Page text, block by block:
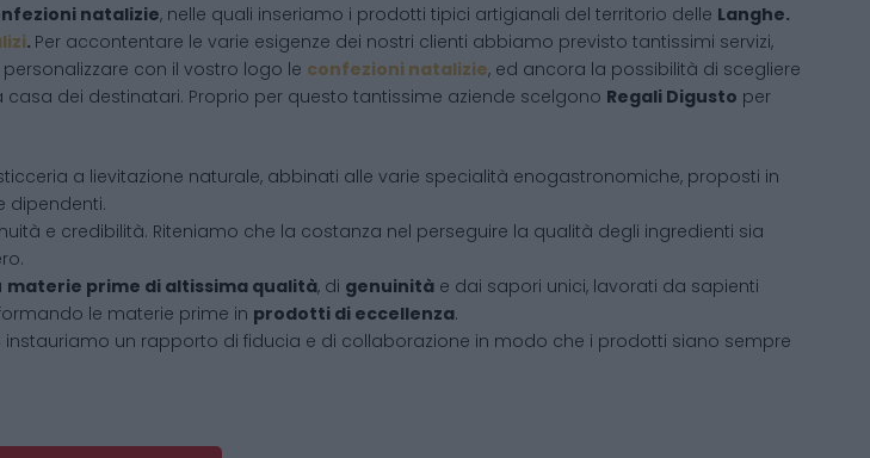
natalizie, nelle quali inseriamo i prodotti tipici artigianali del territorio delle Langhe.
. Per accontentare le varie esigenze dei nostri clienti abbiamo previsto tantissimi servizi,
con il vostro logo le confezioni natalizie, ed ancora la possibilità di scegliere
dei destinatari. Proprio per questo tantissime aziende scelgono Regali Digusto per
a lievitazione naturale, abbinati alle varie specialità enogastronomiche, proposti in
dipendenti.
e credibilità. Riteniamo che la costanza nel perseguire la qualità degli ingredienti sia
materie prime di altissima qualità, di genuinità e dai sapori unici, lavorati da sapienti
le materie prime in prodotti di eccellenza.
un rapporto di fiducia e di collaborazione in modo che i prodotti siano sempre